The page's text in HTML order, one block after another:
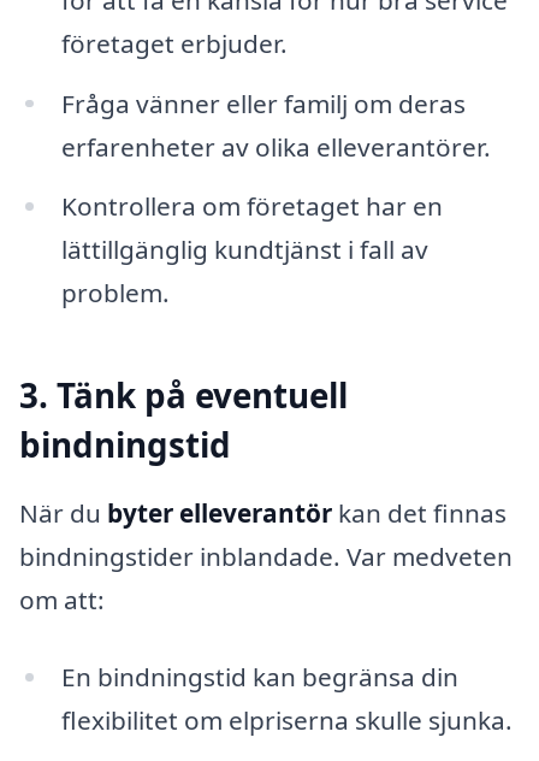
företaget erbjuder.
Fråga vänner eller familj om deras
erfarenheter av olika elleverantörer.
Kontrollera om företaget har en
lättillgänglig kundtjänst i fall av
problem.
3. Tänk på eventuell
bindningstid
När du byter elleverantör kan det finnas
bindningstider inblandade. Var medveten
om att:
En bindningstid kan begränsa din
flexibilitet om elpriserna skulle sjunka.